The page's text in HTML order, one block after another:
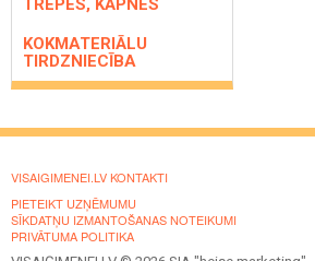
TREPES, KĀPNES
KOKMATERIĀLU
TIRDZNIECĪBA
VISAIGIMENEI.LV KONTAKTI
PIETEIKT UZŅĒMUMU
SĪKDATŅU IZMANTOŠANAS NOTEIKUMI
PRIVĀTUMA POLITIKA